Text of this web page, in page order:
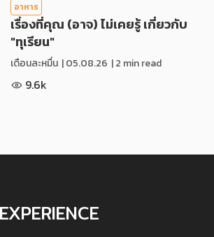
อาหาร
เรื่องที่คุณ (อาจ) ไม่เคยรู้ เกี่ยวกับ
"ทุเรียน"
เดือนละหมื่น |05.08.26 | 2 min read
9.6k